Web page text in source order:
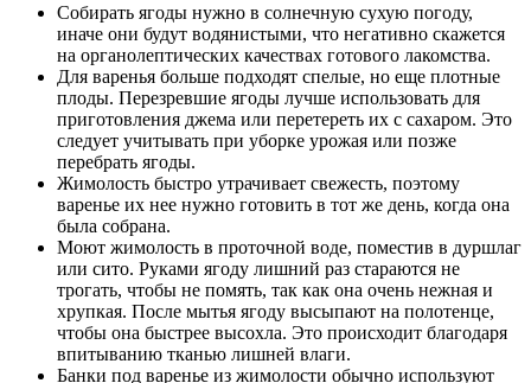
Собирать ягоды нужно в солнечную сухую погоду,
иначе они будут водянистыми, что негативно скажется
на органолептических качествах готового лакомства.
Для варенья больше подходят спелые, но еще плотные
плоды. Перезревшие ягоды лучше использовать для
приготовления джема или перетереть их с сахаром. Это
следует учитывать при уборке урожая или позже
перебрать ягоды.
Жимолость быстро утрачивает свежесть, поэтому
варенье их нее нужно готовить в тот же день, когда она
была собрана.
Моют жимолость в проточной воде, поместив в дуршлаг
или сито. Руками ягоду лишний раз стараются не
трогать, чтобы не помять, так как она очень нежная и
хрупкая. После мытья ягоду высыпают на полотенце,
чтобы она быстрее высохла. Это происходит благодаря
впитыванию тканью лишней влаги.
Банки под варенье из жимолости обычно используют